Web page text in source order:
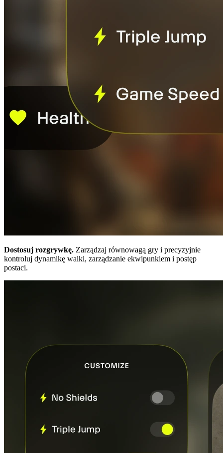
Dostosuj rozgrywkę. Zarządzaj równowagą gry i precyzyjnie
kontroluj dynamikę walki, zarządzanie ekwipunkiem i postęp
postaci.